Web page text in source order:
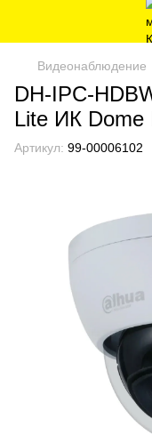
Видеонаблюдение
DH-IPC-
Lite ИК Dome
Артикул: 99-00006102